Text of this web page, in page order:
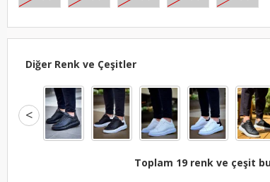
Diğer Renk ve Çeşitler
<
Toplam 19 renk ve çeşit